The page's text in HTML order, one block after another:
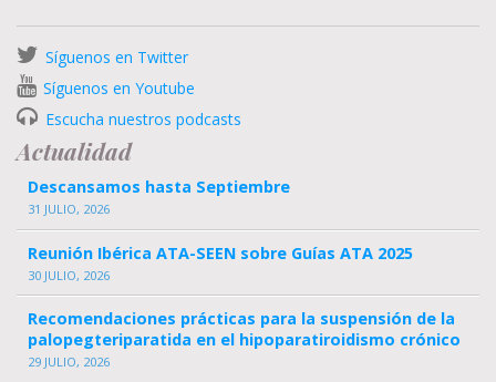
Síguenos en Twitter
Síguenos en Youtube
Escucha nuestros podcasts
Actualidad
Descansamos hasta Septiembre
31 JULIO, 2026
Reunión Ibérica ATA-SEEN sobre Guías ATA 2025
30 JULIO, 2026
Recomendaciones prácticas para la suspensión de la
palopegteriparatida en el hipoparatiroidismo crónico
29 JULIO, 2026